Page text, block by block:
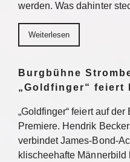
werden. Was dahinter
Weiterlesen
Burgbühne
„Goldfinger“ feiert
„Goldfinger“ feiert auf
Premiere. Hendrik
verbindet James-Bond-
klischeehafte Männerbild